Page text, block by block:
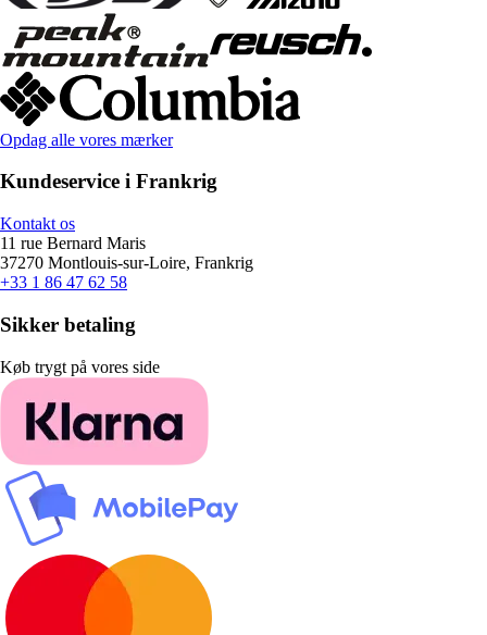
Opdag alle vores mærker
Kundeservice i Frankrig
Kontakt os
11 rue Bernard Maris
37270 Montlouis-sur-Loire, Frankrig
+33 1 86 47 62 58
Sikker betaling
Køb trygt på vores side